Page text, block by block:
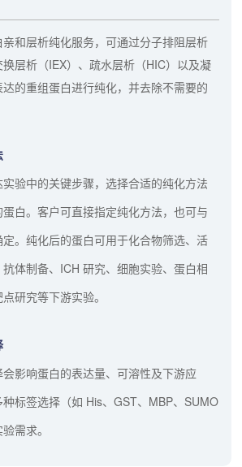
和层析纯化服务，可通过分子排阻层析
换层析（IEX）、疏水层析（HIC）以及凝
的重组蛋白进行纯化，并去除不需要的
验中的关键步骤，选择合适的纯化方法
白。客户可直接指定纯化方法，也可与
。纯化后的蛋白可用于化合物筛选、活
体制备、ICH 研究、细胞实验、蛋白相
研究等下游实验。
影响蛋白的表达量、可溶性及下游应
标签选择（如 His、GST、MBP、SUMO
需求。